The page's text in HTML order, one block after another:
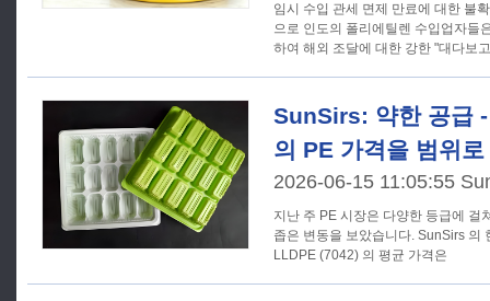
임시 수입 관세 면제 만료에 대한 불
으로 인도의 폴리에틸렌 수입업자들
하여 해외 조달에 대한 강한 "대다보
SunSirs: 약한 공급
의 PE 가격을 범위
2026-06-15 11:05:55
지난 주 PE 시장은 다양한 등급에 걸
좁은 변동을 보았습니다. SunSirs 의
LLDPE (7042) 의 평균 가격은